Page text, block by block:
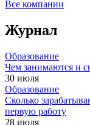
Все компании
Журнал
Образование
Чем занимаются и
30 июля
Образование
Сколько
первую работу
28 июля